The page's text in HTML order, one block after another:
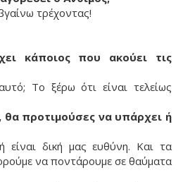
τρέχοντας!
κάποιος που ακούει τις
Το ξέρω ότι είναι τελείως
θα προτιμούσες να υπάρχει ή
δική μας ευθύνη. Και τα
να ποντάρουμε σε θαύματα